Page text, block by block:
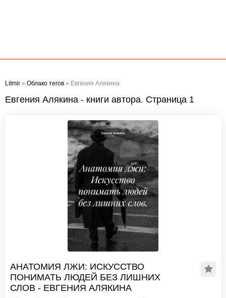
Litmir » Облако тегов » Евгения Алякина
Евгения Алякина - книги автора. Страница 1
АНАТОМИЯ ЛЖИ: ИСКУССТВО
ПОНИМАТЬ ЛЮДЕЙ БЕЗ ЛИШНИХ
СЛОВ - ЕВГЕНИЯ АЛЯКИНА